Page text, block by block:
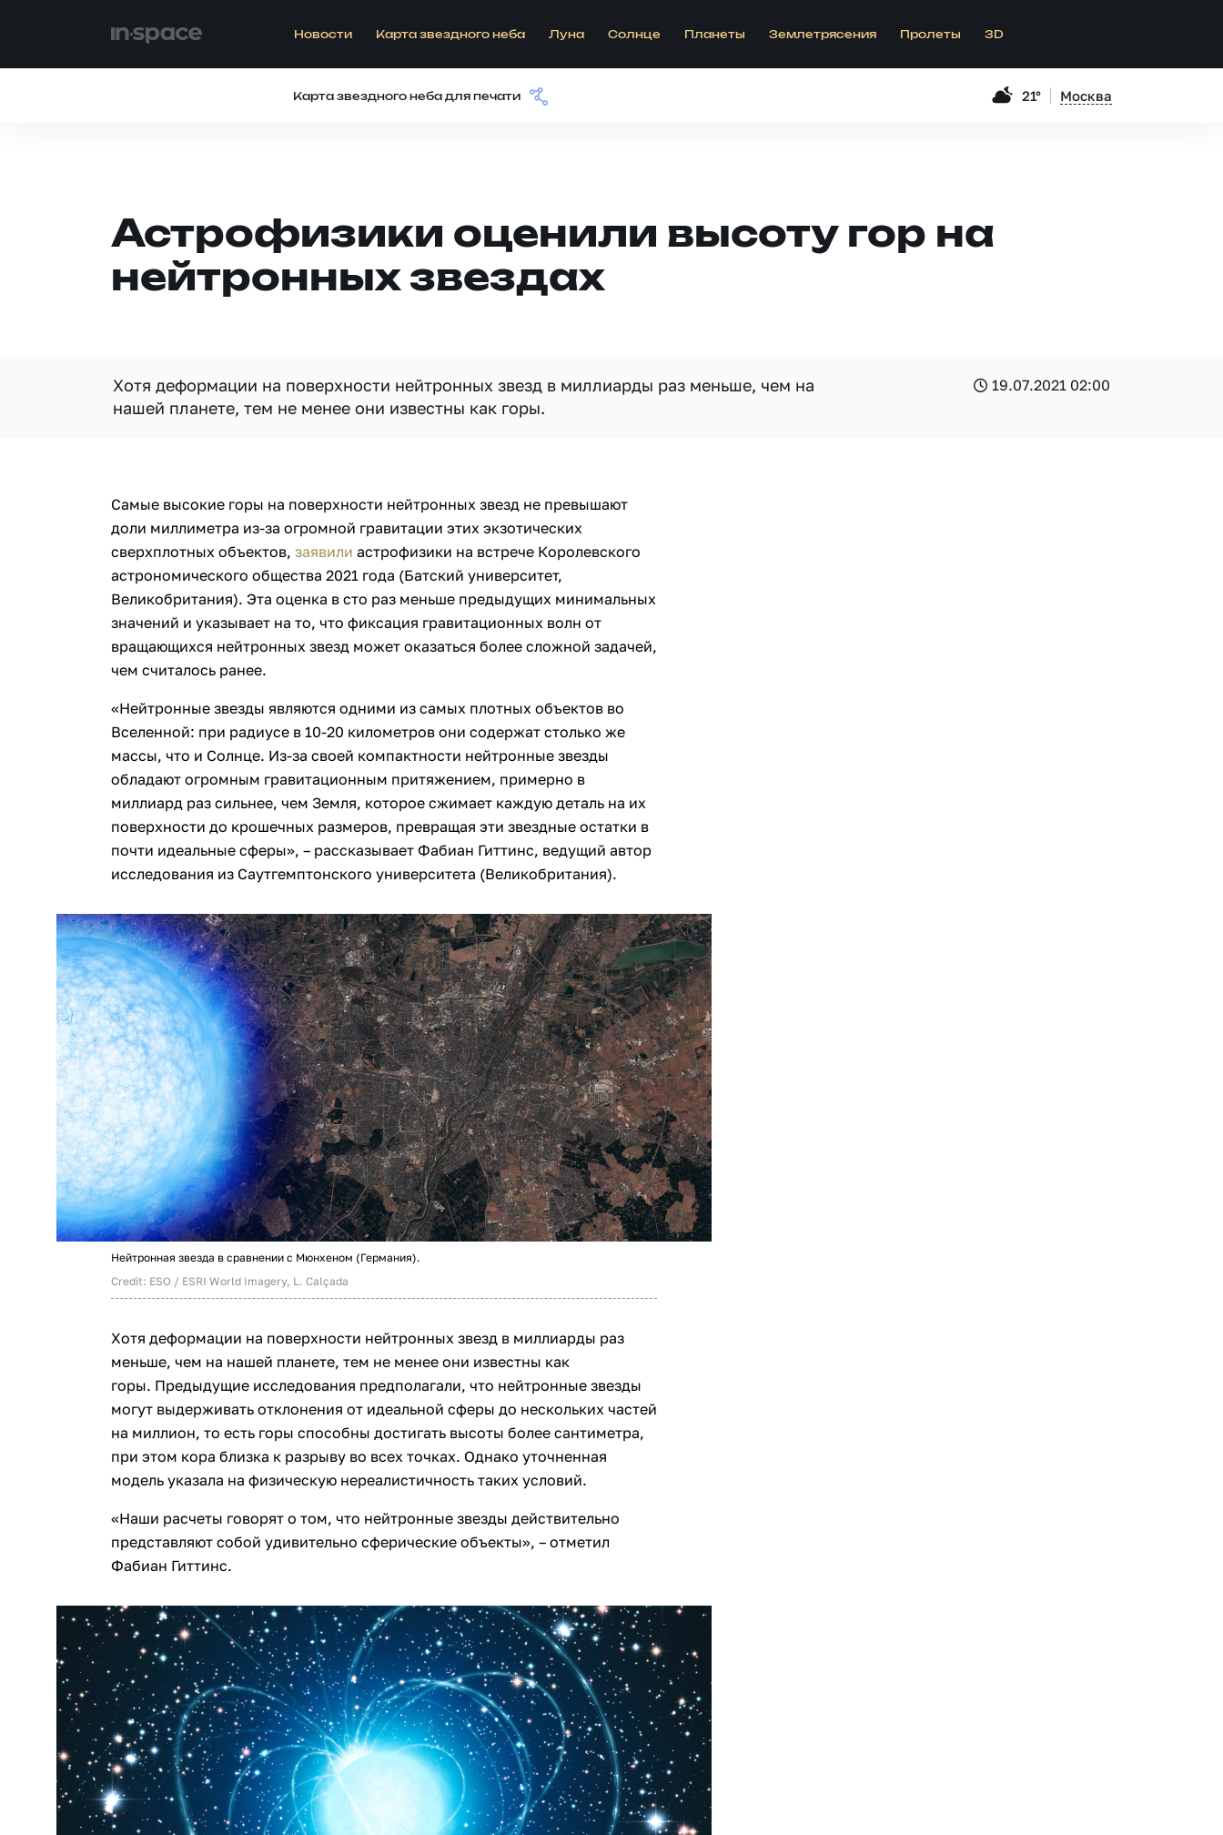
Новости Карта звездного неба Луна Солнце Планеты Землетрясения Пролеты 3D
Карта звездного неба для печати 21° Москва
Астрофизики оценили высоту гор на
нейтронных звездах
Хотя деформации на поверхности нейтронных звезд в миллиарды раз меньше, чем на
нашей планете, тем не менее они известны как горы.
19.07.2021 02:00
Самые высокие горы на поверхности нейтронных звезд не превышают
доли миллиметра из-за огромной гравитации этих экзотических
сверхплотных объектов, заявили астрофизики на встрече Королевского
астрономического общества 2021 года (Батский университет,
Великобритания). Эта оценка в сто раз меньше предыдущих минимальных
значений и указывает на то, что фиксация гравитационных волн от
вращающихся нейтронных звезд может оказаться более сложной задачей,
чем считалось ранее.
«Нейтронные звезды являются одними из самых плотных объектов во
Вселенной: при радиусе в 10-20 километров они содержат столько же
массы, что и Солнце. Из-за своей компактности нейтронные звезды
обладают огромным гравитационным притяжением, примерно в
миллиард раз сильнее, чем Земля, которое сжимает каждую деталь на их
поверхности до крошечных размеров, превращая эти звездные остатки в
почти идеальные сферы», – рассказывает Фабиан Гиттинс, ведущий автор
исследования из Саутгемптонского университета (Великобритания).
Нейтронная звезда в сравнении с Мюнхеном (Германия).
Credit: ESO / ESRI World Imagery, L. Calçada
Хотя деформации на поверхности нейтронных звезд в миллиарды раз
меньше, чем на нашей планете, тем не менее они известны как
горы. Предыдущие исследования предполагали, что нейтронные звезды
могут выдерживать отклонения от идеальной сферы до нескольких частей
на миллион, то есть горы способны достигать высоты более сантиметра,
при этом кора близка к разрыву во всех точках. Однако уточненная
модель указала на физическую нереалистичность таких условий.
«Наши расчеты говорят о том, что нейтронные звезды действительно
представляют собой удивительно сферические объекты», – отметил
Фабиан Гиттинс.